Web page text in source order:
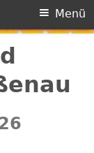
Menü